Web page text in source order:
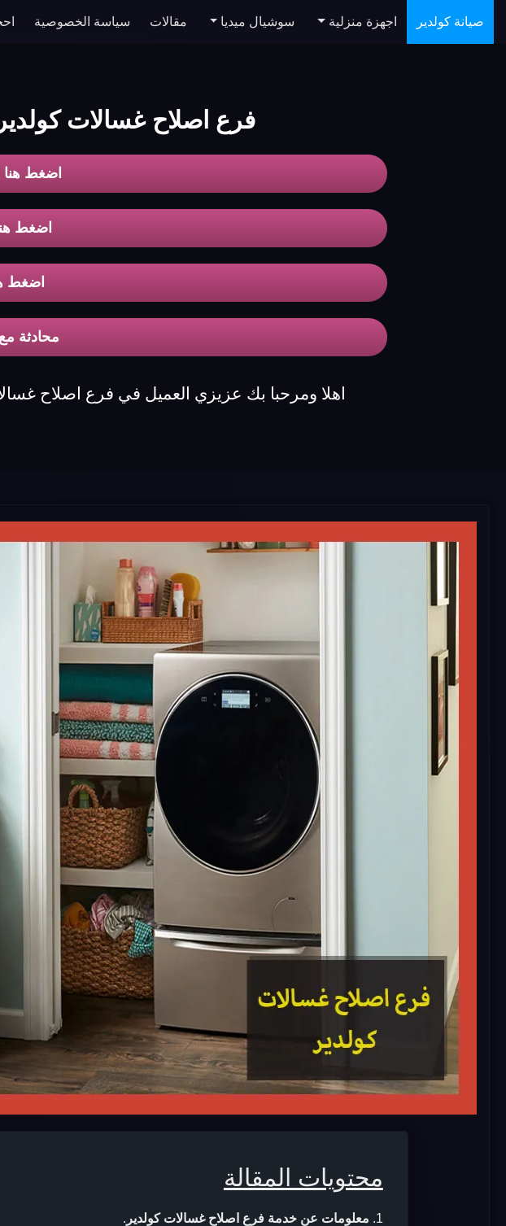
صيانة كولدير اجهزة منزلية سوشيال ميديا مقالات سياسة الخصوصية
فرع اصلاح غسالات كولدير
اضغط هنا
اضغط
اضغط
محادثة
اهلا ومرحبا بك عزيزي العميل في فرع اصلاح
محتويات المقالة
معلومات عن خدمة فرع اصلاح غسالات كولدير .